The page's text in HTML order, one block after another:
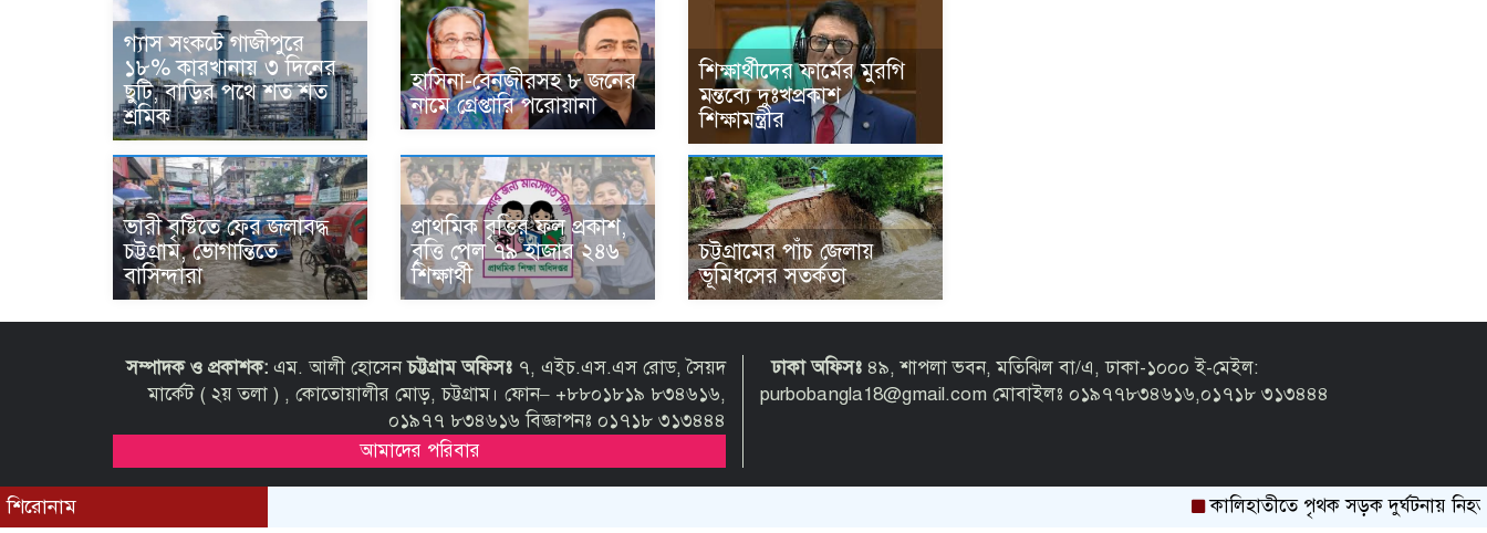
গ্যাস সংকটে গাজীপুরে
১৮% কারখানায় ৩ দিনের
ছুটি, বাড়ির পথে শত শত
শ্রমিক
হাসিনা-বেনজীরসহ ৮ জনের
নামে গ্রেপ্তারি পরোয়ানা
শিক্ষার্থীদের ফার্মের মুরগি
মন্তব্যে দুঃখপ্রকাশ
শিক্ষামন্ত্রীর
ভারী বৃষ্টিতে ফের জলাবদ্ধ
চট্টগ্রাম, ভোগান্তিতে
বাসিন্দারা
প্রাথমিক বৃত্তির ফল প্রকাশ,
বৃত্তি পেল ৭৯ হাজার ২৪৬
শিক্ষার্থী
চট্টগ্রামের পাঁচ জেলায়
ভূমিধসের সতর্কতা
সম্পাদক ও প্রকাশক: এম. আলী হোসেনচট্টগ্রাম অফিসঃ ৭, এইচ.এস.এস রোড, সৈয়দ
মার্কেট ( ২য় তলা ) , কোতোয়ালীর মোড়, চট্টগ্রাম। ফোন– +৮৮০১৮১৯ ৮৩৪৬১৬,
০১৯৭৭ ৮৩৪৬১৬ বিজ্ঞাপনঃ ০১৭১৮ ৩১৩৪৪৪
আমাদের পরিবার
ঢাকা অফিসঃ ৪৯, শাপলা ভবন, মতিঝিল বা/এ, ঢাকা-১০০০ ই-মেইল:
purbobangla18@gmail.com মোবাইলঃ ০১৯৭৭৮৩৪৬১৬,০১৭১৮ ৩১৩৪৪৪
শিরোনাম কালিহাতীতে পৃথক সড়ক দুর্ঘটনায় নিহত ২